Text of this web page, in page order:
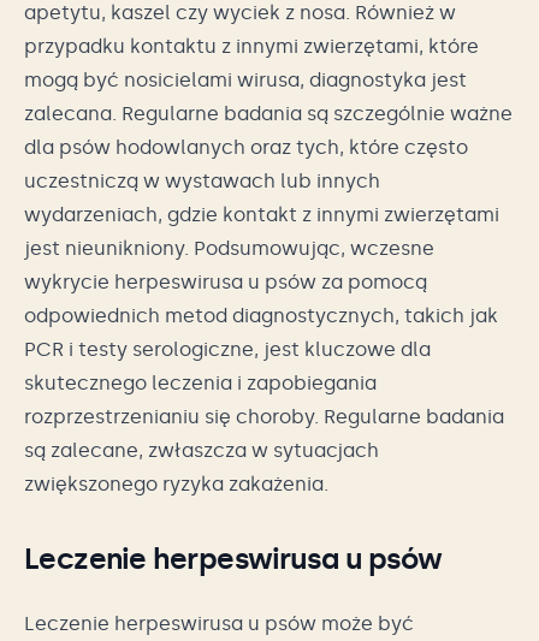
apetytu, kaszel czy wyciek z nosa. Również w
przypadku kontaktu z innymi zwierzętami, które
mogą być nosicielami wirusa, diagnostyka jest
zalecana. Regularne badania są szczególnie ważne
dla psów hodowlanych oraz tych, które często
uczestniczą w wystawach lub innych
wydarzeniach, gdzie kontakt z innymi zwierzętami
jest nieunikniony. Podsumowując, wczesne
wykrycie herpeswirusa u psów za pomocą
odpowiednich metod diagnostycznych, takich jak
PCR i testy serologiczne, jest kluczowe dla
skutecznego leczenia i zapobiegania
rozprzestrzenianiu się choroby. Regularne badania
są zalecane, zwłaszcza w sytuacjach
zwiększonego ryzyka zakażenia.
Leczenie herpeswirusa u psów
Leczenie herpeswirusa u psów może być